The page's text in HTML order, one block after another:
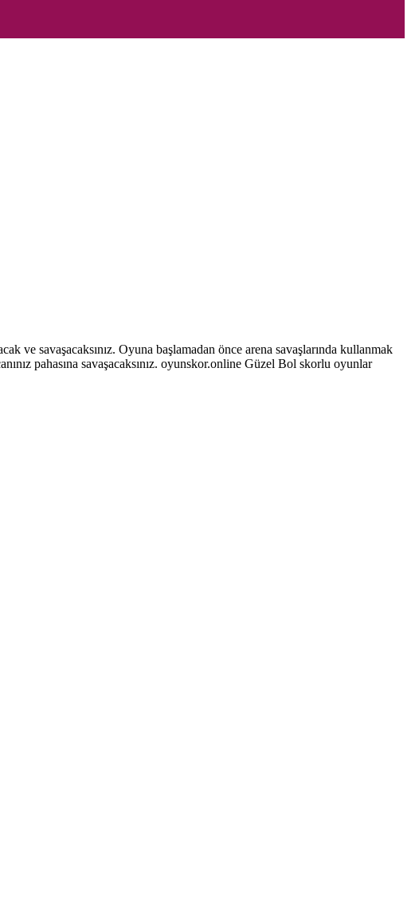
ve savaşacaksınız. Oyuna başlamadan önce arena savaşlarında kullanmak
pahasına savaşacaksınız. oyunskor.online Güzel Bol skorlu oyunlar